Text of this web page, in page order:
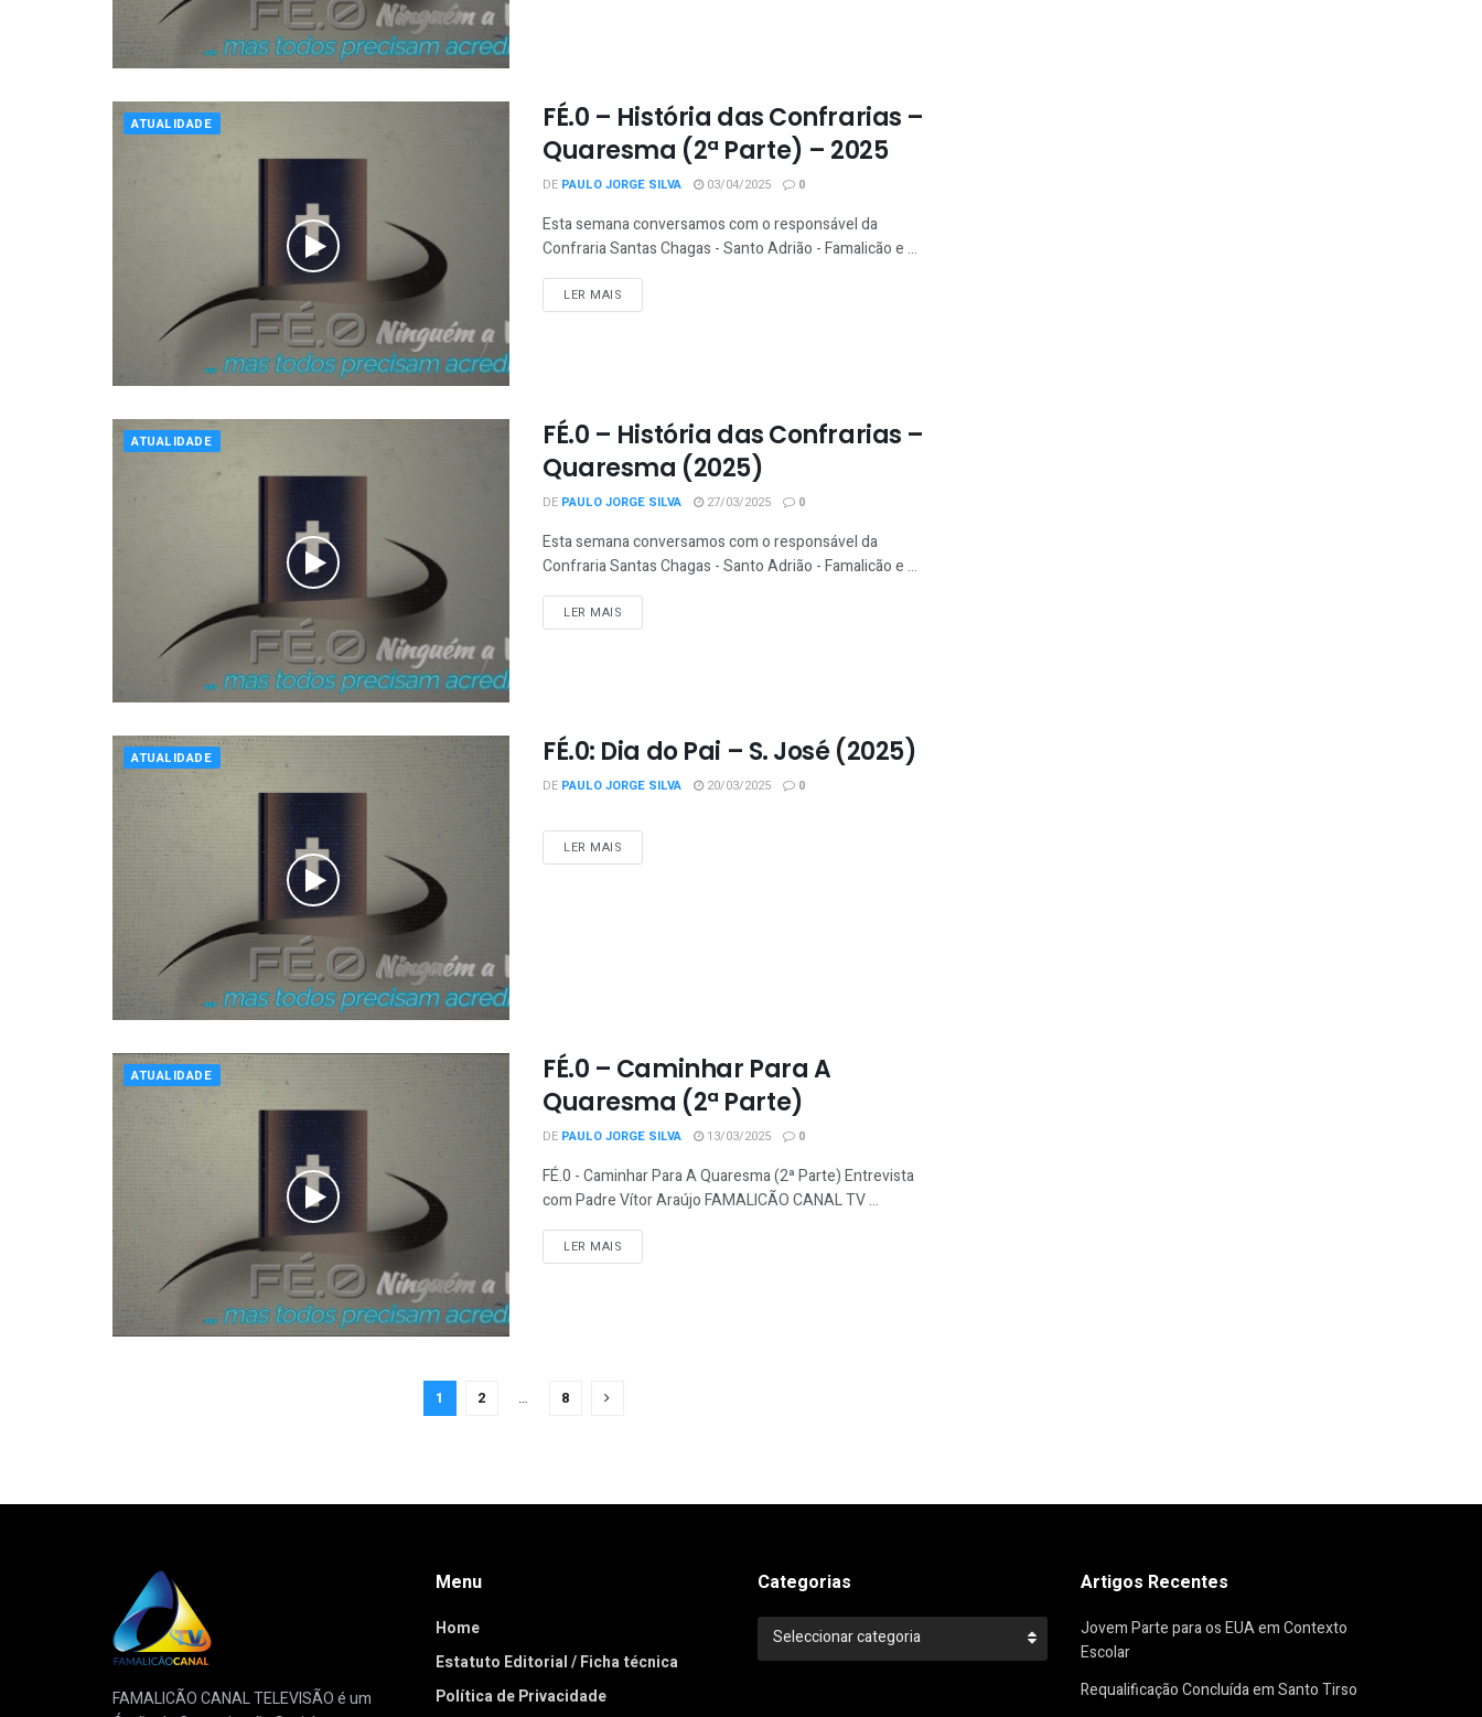
ATUALIDADE
FÉ.0 – História das Confrarias –
Quaresma (2ª Parte) – 2025
DE PAULO JORGE SILVA 03/04/2025 0
Esta semana conversamos com o responsável da
Confraria Santas Chagas - Santo Adrião - Famalicão e ...
LER MAIS
ATUALIDADE
FÉ.0 – História das Confrarias –
Quaresma (2025)
DE PAULO JORGE SILVA 27/03/2025 0
Esta semana conversamos com o responsável da
Confraria Santas Chagas - Santo Adrião - Famalicão e ...
LER MAIS
ATUALIDADE FÉ.0: Dia do Pai – S. José (2025)
DE PAULO JORGE SILVA 20/03/2025 0
LER MAIS
ATUALIDADE
FÉ.0 – Caminhar Para A
Quaresma (2ª Parte)
DE PAULO JORGE SILVA 13/03/2025 0
FÉ.0 - Caminhar Para A Quaresma (2ª Parte) Entrevista
com Padre Vítor Araújo FAMALICÃO CANAL TV ...
LER MAIS
1 2 … 8
FAMALICÃO CANAL TELEVISÃO é um
Menu
Home
Estatuto Editorial / Ficha técnica
Política de Privacidade
Categorias
Categorias
Seleccionar categoria
Artigos Recentes
Jovem Parte para os EUA em Contexto
Escolar
Requalificação Concluída em Santo Tirso